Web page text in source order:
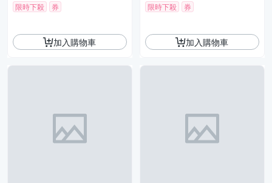
限時下殺 券
加入購物車
限時下殺 券
加入購物車